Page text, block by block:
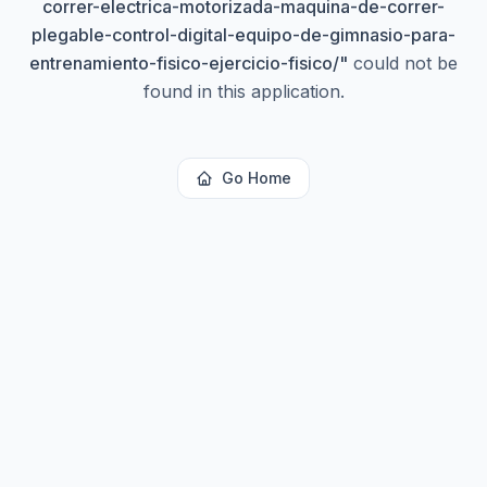
correr-electrica-motorizada-maquina-de-correr-
plegable-control-digital-equipo-de-gimnasio-para-
entrenamiento-fisico-ejercicio-fisico/" could not be
found in this application.
Go Home